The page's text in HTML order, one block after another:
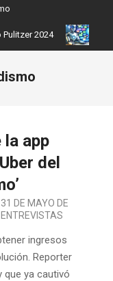
2024
la app
del
31 DE MAYO DE
ENTREVISTAS
ingresos
Reporter
que ya cautivó